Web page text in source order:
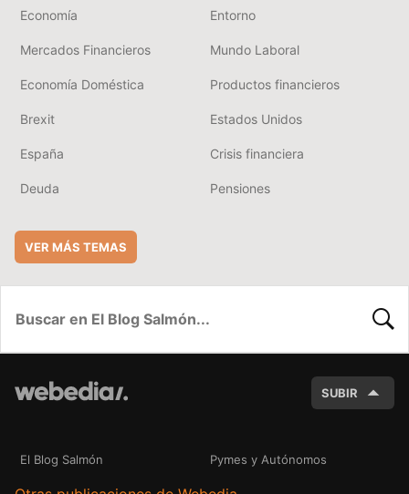
Economía Entorno
Mercados Financieros Mundo Laboral
Economía Doméstica Productos financieros
Brexit Estados Unidos
España Crisis financiera
Deuda Pensiones
VER MÁS TEMAS
SUBIR
El Blog Salmón Pymes y Autónomos